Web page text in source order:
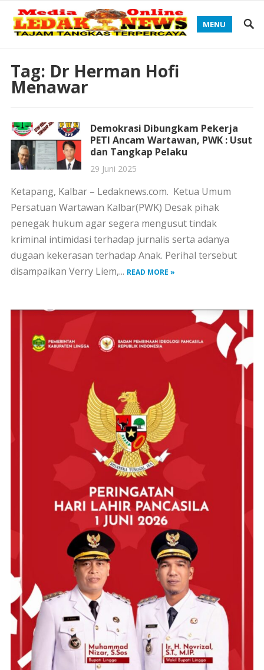
MENU
Tag: Dr Herman Hofi
Menawar
Demokrasi Dibungkam Pekerja
PETI Ancam Wartawan, PWK : Usut
dan Tangkap Pelaku
29 Juni 2025
Ketapang, Kalbar – Ledaknews.com. Ketua Umum
Persatuan Wartawan Kalbar(PWK) Desak pihak
penegak hukum agar segera mengusut tindak
kriminal intimidasi terhadap jurnalis serta adanya
dugaan kekerasan terhadap Anak. Perihal tersebut
disampaikan Verry Liem,... READ MORE »